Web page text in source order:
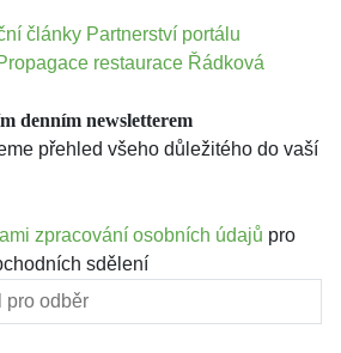
články Partnerství portálu
restaurace Řádková
denním newsletterem
přehled všeho důležitého do vaší
zpracování osobních údajů pro
sdělení